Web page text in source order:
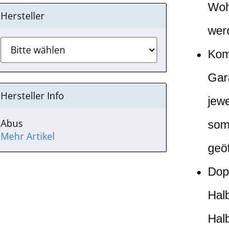
Hersteller
Hersteller Info
Abus
Mehr Artikel